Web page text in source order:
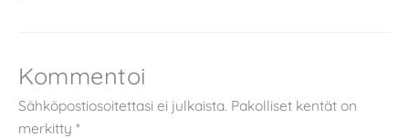
Kommentoi
Sähköpostiosoitettasi ei julkaista. Pakolliset kentät on
merkitty *